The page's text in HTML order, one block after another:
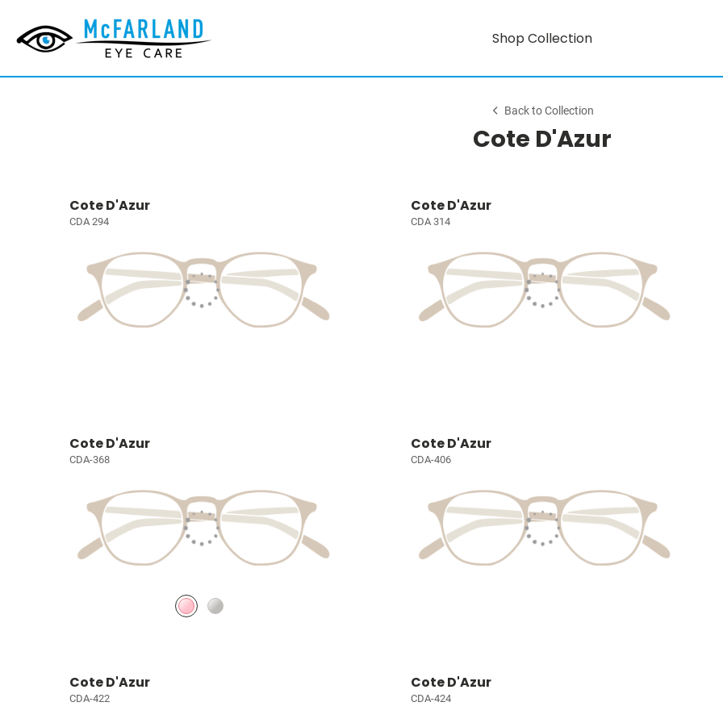
Shop Collection
Back to Collection
Cote D'Azur
Cote D'Azur
CDA 294
Cote D'Azur
CDA 314
Cote D'Azur
CDA-368
Cote D'Azur
CDA-406
Cote D'Azur
CDA-422
Cote D'Azur
CDA-424